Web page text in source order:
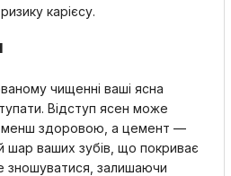
карієсу.
чищенні ваші ясна
Відступ ясен може
менш здоровою, а цемент —
шар ваших зубів, що покриває
зношуватися, залишаючи